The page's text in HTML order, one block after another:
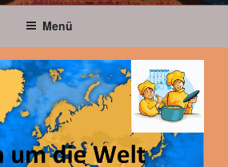
Menü